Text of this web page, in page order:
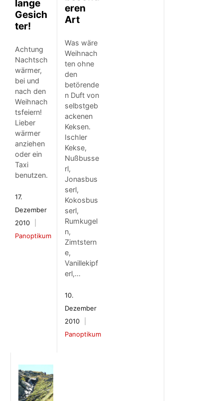
lange
Gesich
ter!
Achtung
Nachtsch
wärmer,
bei und
nach den
Weihnach
tsfeiern!
Lieber
wärmer
anziehen
oder ein
Taxi
benutzen.
17.
Dezember
2010
Panoptikum
eren
Art
Was wäre
Weihnach
ten ohne
den
betörende
n Duft von
selbstgeb
ackenen
Keksen.
Ischler
Kekse,
Nußbusse
rl,
Jonasbus
serl,
Kokosbus
serl,
Rumkugel
n,
Zimtstern
e,
Vanillekipf
erl,…
10.
Dezember
2010
Panoptikum